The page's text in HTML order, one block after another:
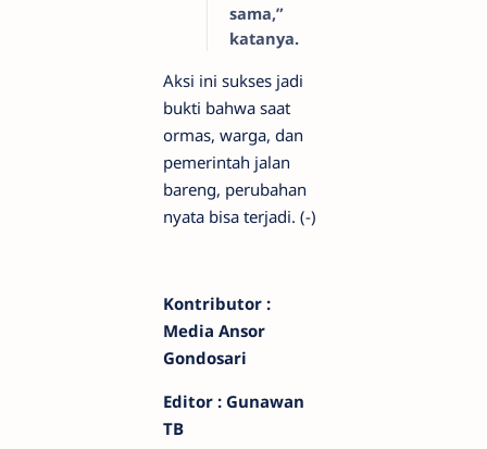
sama,”
katanya.
Aksi ini sukses jadi
bukti bahwa saat
ormas, warga, dan
pemerintah jalan
bareng, perubahan
nyata bisa terjadi. (-)
Kontributor :
Media Ansor
Gondosari
Editor : Gunawan
TB